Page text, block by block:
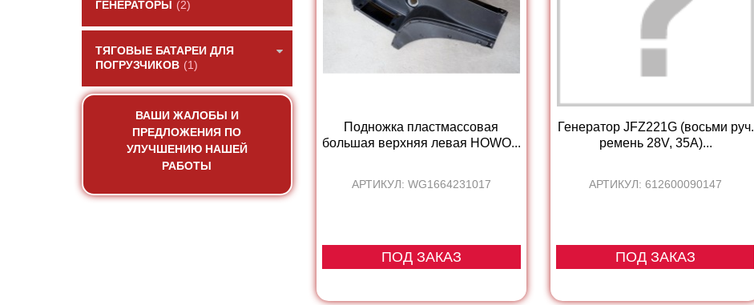
ГЕНЕРАТОРЫ
(2)
ТЯГОВЫЕ БАТАРЕИ ДЛЯ
ПОГРУЗЧИКОВ (1)
ВАШИ ЖАЛОБЫ И
ПРЕДЛОЖЕНИЯ ПО
УЛУЧШЕНИЮ НАШЕЙ
РАБОТЫ
Подножка пластмассовая
большая верхняя левая HOWO...
АРТИКУЛ: WG1664231017
ПОД ЗАКАЗ
Генератор JFZ221G (восьми руч.
ремень 28V, 35A)...
АРТИКУЛ: 612600090147
ПОД ЗАКАЗ